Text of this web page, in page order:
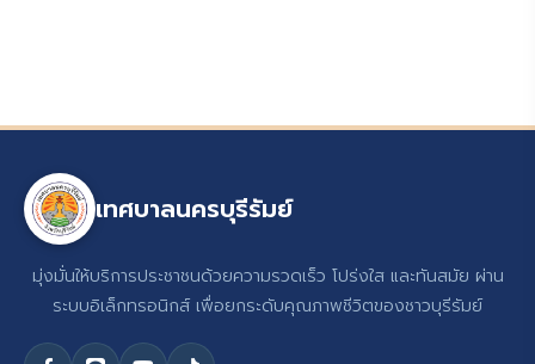
เทศบาลนครบุรีรัมย์
มุ่งมั่นให้บริการประชาชนด้วยความรวดเร็ว โปร่งใส และทันสมัย ผ่าน
ระบบอิเล็กทรอนิกส์ เพื่อยกระดับคุณภาพชีวิตของชาวบุรีรัมย์